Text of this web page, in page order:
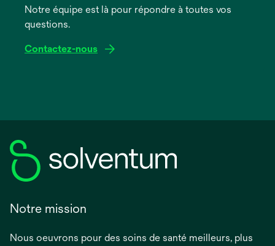
ongletNotre équipe est là pour répondre à toutes vos
questions.
Contactez-nous
Notre mission
Nous oeuvrons pour des soins de santé meilleurs, plus